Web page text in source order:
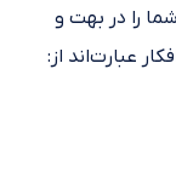
را در بهت و
عبارت‌اند از: